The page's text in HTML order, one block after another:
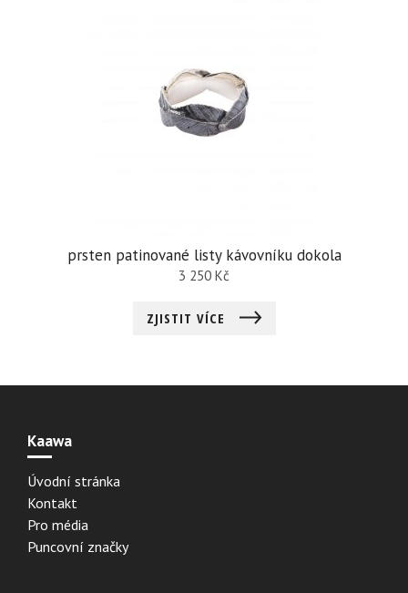
prsten patinované listy kávovníku dokola
3 250 Kč
ZJISTIT VÍCE
Kaawa
Úvodní stránka
Kontakt
Pro média
Puncovní značky